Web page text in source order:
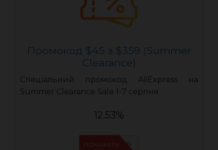
Промокод $45 з $359 (Summer
Clearance)
Спеціальний промокод AliExpress на
Summer Clearance Sale 1-7 серпня
12.53%
IFPIMPAB
ПОКАЗАТИ